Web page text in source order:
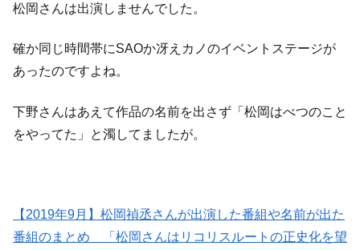
松岡さんは出演しませんでした。
確か同じ時間帯にSAOか冴えカノのイベントステージが
あったのですよね。
下野さんはあえて作品の名前を出さず「松岡はべつのこと
をやってた」と濁してましたが。
【2019年9月】松岡禎丞さんが出演した番組や名前が出た
番組のまとめ 「松岡さんはリコリスルートの正史化を望